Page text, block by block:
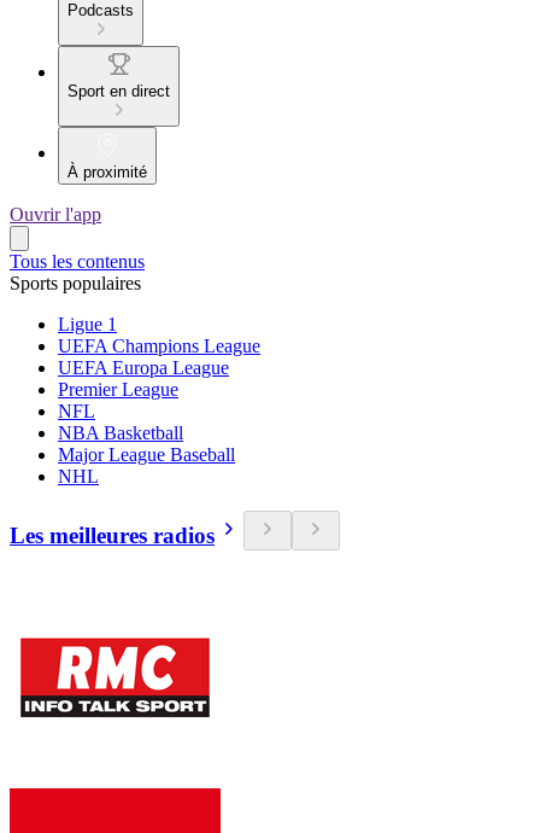
Podcasts
Sport en direct
À proximité
Ouvrir l'app
Tous les contenus
Sports populaires
Ligue 1
UEFA Champions League
UEFA Europa League
Premier League
NFL
NBA Basketball
Major League Baseball
NHL
Les meilleures radios